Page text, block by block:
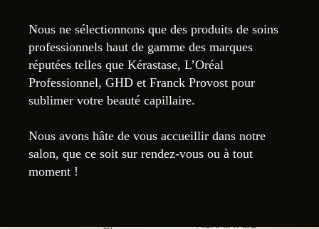
Nous ne sélectionnons que des produits de soins
professionnels haut de gamme des marques
réputées telles que Kérastase, L’Oréal
Professionnel, GHD et Franck Provost pour
sublimer votre beauté capillaire.
Nous avons hâte de vous accueillir dans notre
salon, que ce soit sur rendez-vous ou à tout
moment !